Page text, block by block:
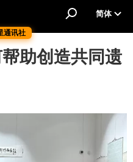
通讯社
简体
助创造共同遗